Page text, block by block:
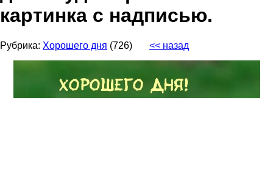
картинка с надписью.
Рубрика: Хорошего дня (726) << назад